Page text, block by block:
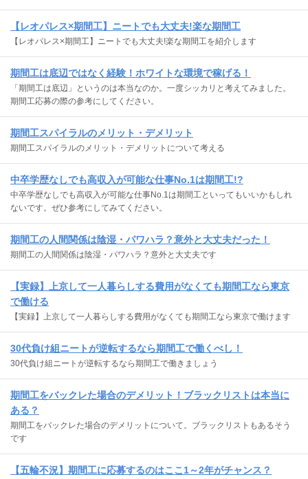
【レオパレス×期間工】ニートでも大丈夫!楽な期間工
【レオパレス×期間工】ニートでも大丈夫!楽な期間工を紹介します
期間工は底辺ではなく経験！ホワイトな環境で稼げる！
「期間工は底辺」というのは本当なのか。一度シッカリと考えてみました。
期間工応募の際の参考にしてください。
期間工スパイラルのメリット・デメリット
期間工スパイラルのメリット・デメリットについて考える
中卒学歴なしでも高収入が可能な仕事No.1は期間工!?
中卒学歴なしでも高収入が可能な仕事No.1は期間工といってもいいかもしれ
ないです。ぜひ参考にしてみてください。
期間工の人間関係は陰湿・パワハラ？意外と大丈夫だった！
期間工の人間関係は陰湿・パワハラ？意外と大丈夫です
【実録】上京して一人暮らしする費用がなくても期間工なら東京
で働ける
【実録】上京して一人暮らしする費用がなくても期間工なら東京で働けます
30代負け組ニートが逆転するなら期間工で働くべし！
30代負け組ニートが逆転するなら期間工で働きましょう
期間工をバックレた場合のデメリット！ブラックリストは本当に
ある？
期間工をバックレた場合のデメリットについて。ブラックリストもあるそう
です
【五輪不況】期間工に応募するのはここ1～2年がチャンス？